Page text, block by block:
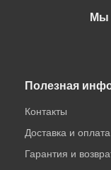
Мы
Полезная
Контакты
Доставка и оплата
Гарантия и